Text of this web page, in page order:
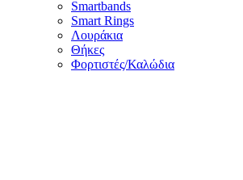
Smartbands
Smart Rings
Λουράκια
Θήκες
Φορτιστές/Καλώδια